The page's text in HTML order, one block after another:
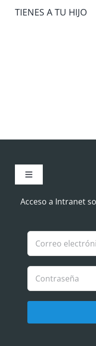
TIENES A TU HIJO
Toggle
Aviso Legal
Política de Cookies
Política de privacidad
Acceso a Intranet